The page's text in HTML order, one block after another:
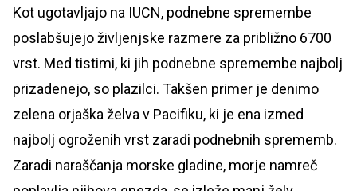
Kot ugotavljajo na IUCN, podnebne spremembe
poslabšujejo življenjske razmere za približno 6700
vrst. Med tistimi, ki jih podnebne spremembe najbolj
prizadenejo, so plazilci. Takšen primer je denimo
zelena orjaška želva v Pacifiku, ki je ena izmed
najbolj ogroženih vrst zaradi podnebnih sprememb.
Zaradi naraščanja morske gladine, morje namreč